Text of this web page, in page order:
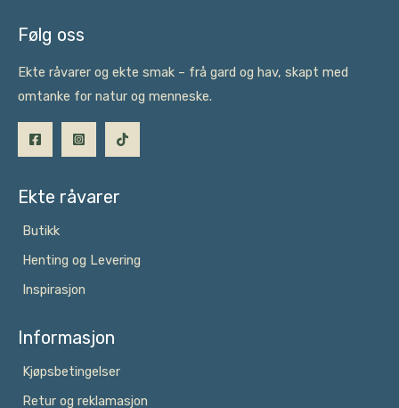
Følg oss
Ekte råvarer og ekte smak – frå gard og hav, skapt med
omtanke for natur og menneske.
Ekte råvarer
Butikk
Henting og Levering
Inspirasjon
Informasjon
Kjøpsbetingelser
Retur og reklamasjon